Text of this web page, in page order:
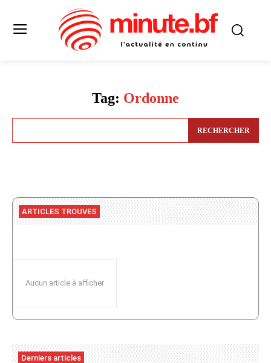
Tag: Ordonne
RECHERCHER
ARTICLES TROUVES
Aucun article à afficher
Derniers articles